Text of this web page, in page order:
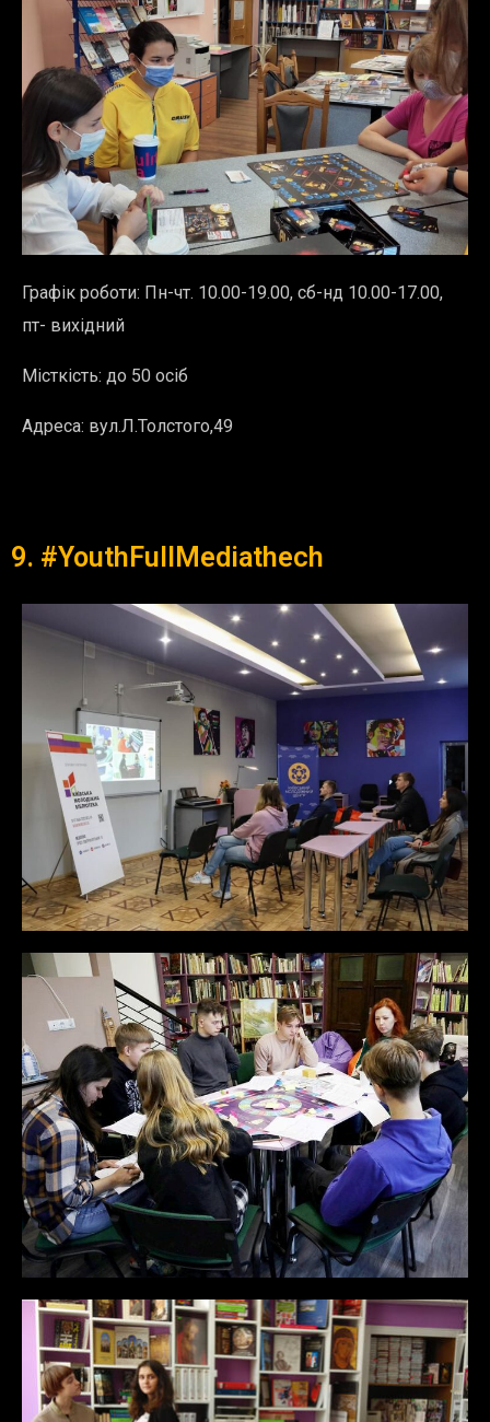
Графік роботи: Пн-чт. 10.00-19.00, сб-нд 10.00-17.00,
пт- вихідний
Місткість: до 50 осіб
Адреса: вул.Л.Толстого,49
9. #YouthFullMediathech